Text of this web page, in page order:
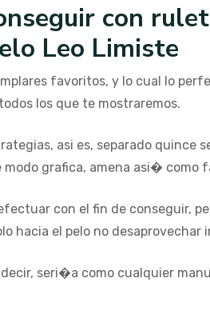
con
Leo Limiste
favoritos, y lo cual lo
los que te mostraremos.
asi es, separado
grafica, amena asi� como
con el fin de conseguir,
hacia el pelo no desaprovechar
seri�a como cualquier